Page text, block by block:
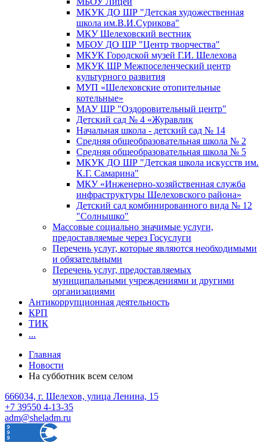
МКУК ДО ШР "Детская художественная
школа им.В.И.Сурикова"
МКУ Шелеховский вестник
МБОУ ДО ШР "Центр творчества"
МКУК Городской музей Г.И. Шелехова
МКУК ШР Межпоселенческий центр
культурного развития
МУП «Шелеховские отопительные
котельные»
МАУ ШР "Оздоровительный центр"
Детский сад № 4 «Журавлик
Начальная школа - детский сад № 14
Средняя общеобразовательная школа № 2
Средняя общеобразовательная школа № 5
МКУК ДО ШР "Детская школа искусств им.
К.Г. Самарина"
МКУ «Инженерно-хозяйственная служба
инфраструктуры Шелеховского района»
Детский сад комбинированного вида № 12
"Солнышко"
Массовые социально значимые услуги,
предоставляемые через Госуслуги
Перечень услуг, которые являются необходимыми
и обязательными
Перечень услуг, предоставляемых
муниципальными учреждениями и другими
организациями
Антикоррупционная деятельность
КРП
ТИК
...
Главная
Новости
На субботник всем селом
666034, г. Шелехов, улица Ленина, 15
+7 39550 4-13-35
adm@sheladm.ru